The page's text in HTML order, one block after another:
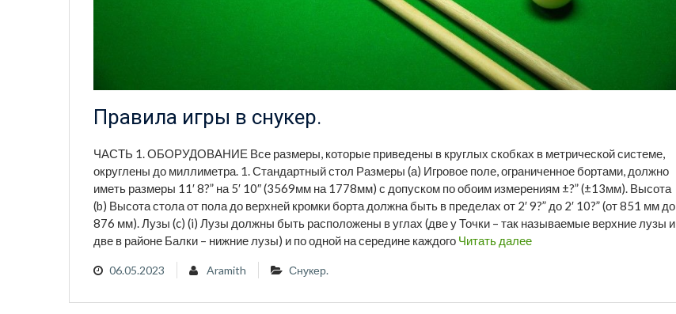
Правила игры в снукер.
ЧАСТЬ 1. ОБОРУДОВАНИЕ Все размеры, которые приведены в круглых скобках в метрической системе,
округлены до миллиметра. 1. Стандартный стол Размеры (а) Игровое поле, ограниченное бортами, должно
иметь размеры 11′ 8?” на 5′ 10″ (3569мм на 1778мм) с допуском по обоим измерениям ±?” (±13мм). Высота
(b) Высота стола от пола до верхней кромки борта должна быть в пределах от 2′ 9?” до 2′ 10?” (от 851 мм до
876 мм). Лузы (c) (i) Лузы должны быть расположены в углах (две у Точки – так называемые верхние лузы и
две в районе Балки – нижние лузы) и по одной на середине каждого Читать далее
06.05.2023 Aramith Снукер.